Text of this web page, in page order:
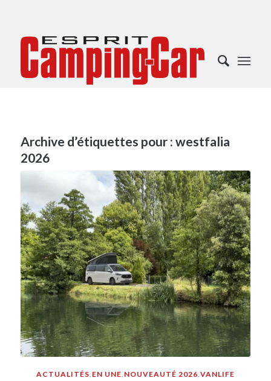
Archive d’étiquettes pour : westfalia
2026
ACTUALITÉS EN UNE NOUVEAUTÉ 2026 VANLIFE